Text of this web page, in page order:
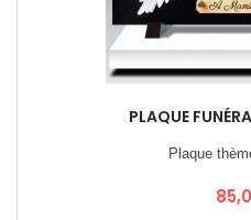
PLAQUE
Plaque
Prix